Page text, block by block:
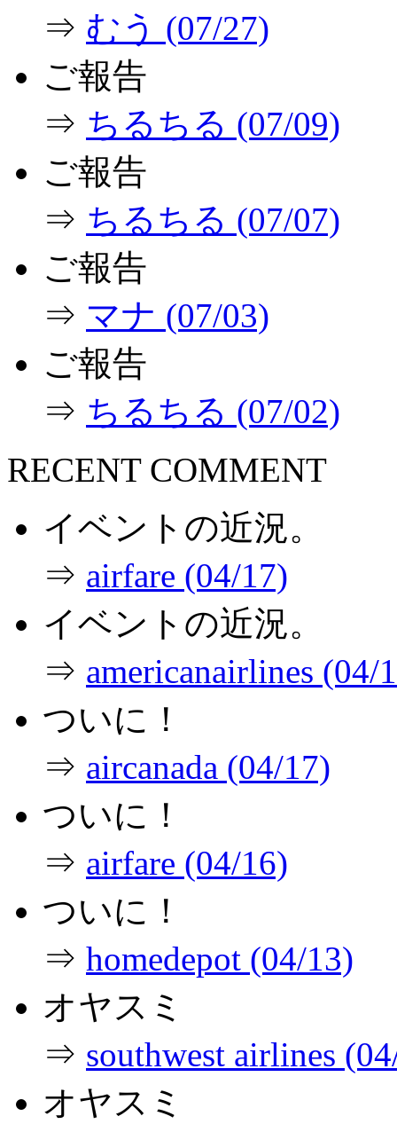
⇒ むう (07/27)
ご報告
⇒ ちるちる (07/09)
ご報告
⇒ ちるちる (07/07)
ご報告
⇒ マナ (07/03)
ご報告
⇒ ちるちる (07/02)
RECENT COMMENT
イベントの近況。
⇒ airfare (04/17)
イベントの近況。
⇒ americanairlines (04/
ついに！
⇒ aircanada (04/17)
ついに！
⇒ airfare (04/16)
ついに！
⇒ homedepot (04/13)
オヤスミ
⇒ southwest airlines
オヤスミ